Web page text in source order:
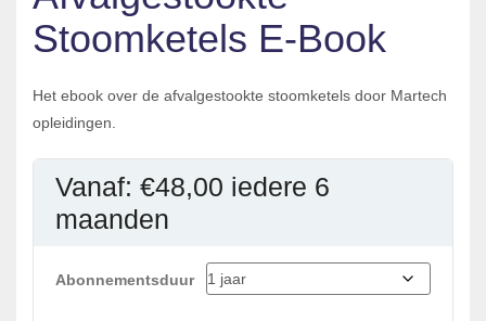
Stoomketels E-Book
Het ebook over de afvalgestookte stoomketels door Martech
opleidingen.
Vanaf: €48,00 iedere 6
maanden
Abonnementsduur